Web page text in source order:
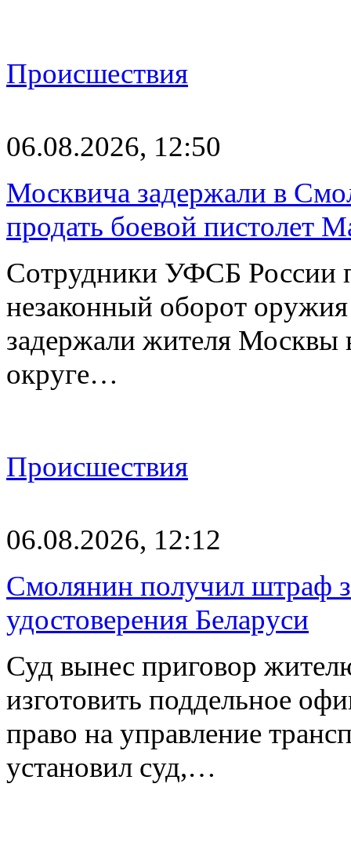
Происшествия
06.08.2026, 12:50
Москвича задержали в
продать боевой пистолет
Сотрудники УФСБ России
незаконный оборот
задержали жителя
округе…
Происшествия
06.08.2026, 12:12
Смолянин получил штраф
удостоверения Беларуси
Суд вынес приговор
изготовить поддельное
право на управление
установил суд,…